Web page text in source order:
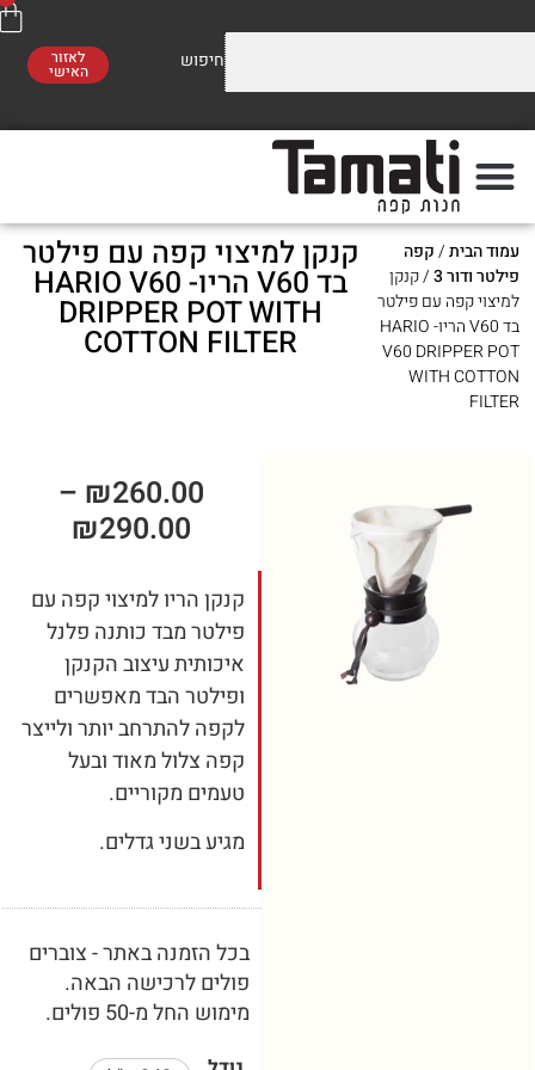
לראות! ברכישה מעל 300 ₪
/קפה
/ קנקן
עם פילטר
בד V60 הריו- HARIO
V60
WITH
קנקן למיצוי קפה עם פילטר
בד V60 הריו- HARIO V60
DRIPPER POT WITH
COTTON FILTER
₪260.00
–
₪290.00
קנקן הריו למיצוי קפה עם
פילטר מבד כותנה פלנל
איכותית עיצוב הקנקן
ופילטר הבד מאפשרים
לקפה להתרחב יותר ולייצר
קפה צלול מאוד ובעל
טעמים מקוריים.
מגיע בשני גדלים.
בכל הזמנה באתר - צוברים
פולים לרכישה הבאה.
מימוש החל מ-50 פולים.